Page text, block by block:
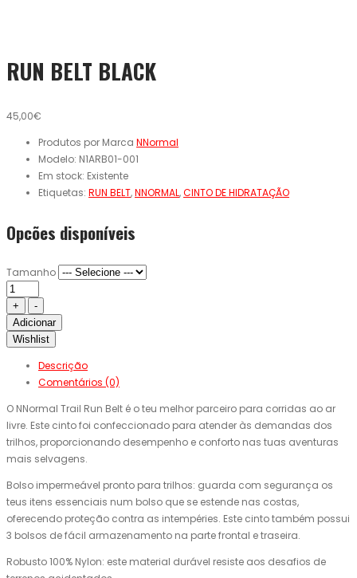
RUN BELT BLACK
45,00€
Produtos por Marca NNormal
Modelo: N1ARB01-001
Em stock: Existente
Etiquetas: RUN BELT,NNORMAL,CINTO DE HIDRATAÇÃO
Opcões disponíveis
Tamanho
Adicionar
Wishlist
Descrição
Comentários (0)
O NNormal Trail Run Belt é o teu melhor parceiro para corridas ao ar
livre. Este cinto foi confeccionado para atender às demandas dos
trilhos, proporcionando desempenho e conforto nas tuas aventuras
mais selvagens.
Bolso impermeável pronto para trilhos: guarda com segurança os
teus itens essenciais num bolso que se estende nas costas,
oferecendo proteção contra as intempéries. Este cinto também possui
3 bolsos de fácil armazenamento na parte frontal e traseira.
Robusto 100% Nylon: este material durável resiste aos desafios de